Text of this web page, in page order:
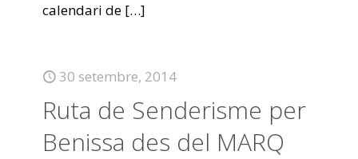
calendari de […]
30 setembre, 2014
Ruta de Senderisme per
Benissa des del MARQ